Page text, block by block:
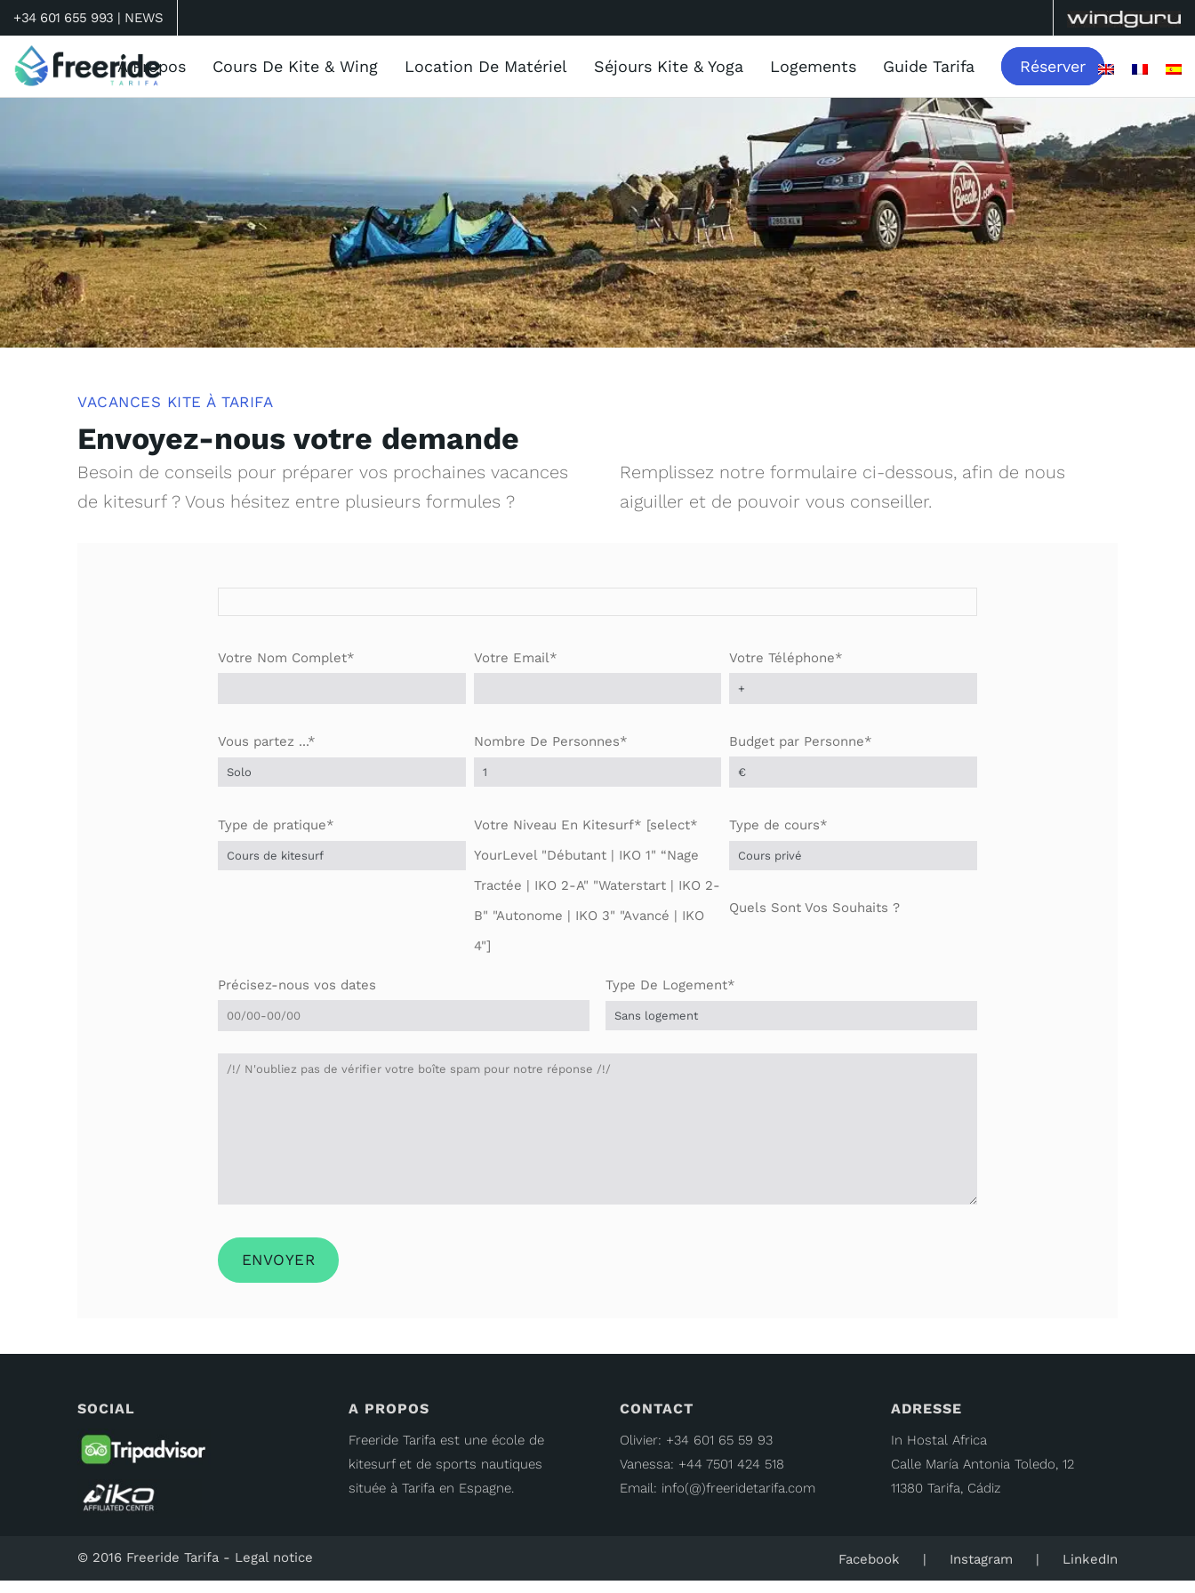
+34 601 655 993 | NEWS
À Propos Cours De Kite & Wing Location De Matériel Séjours Kite & Yoga Logements Guide Tarifa Réserver
VACANCES KITE À TARIFA
Envoyez-nous votre demande
Besoin de conseils pour préparer vos prochaines vacances
de kitesurf ? Vous hésitez entre plusieurs formules ?
Remplissez notre formulaire ci-dessous, afin de nous
aiguiller et de pouvoir vous conseiller.
Votre Nom Complet* Votre Email* Votre Téléphone*
Vous partez ...* Nombre De Personnes* Budget par Personne*
Type de pratique*
Votre Niveau En Kitesurf* [select*
YourLevel "Débutant | IKO 1" “Nage
Tractée | IKO 2-A" "Waterstart | IKO 2-
B" "Autonome | IKO 3" "Avancé | IKO
4"]
Type de cours*
Précisez-nous vos dates Type De Logement*
Quels Sont Vos Souhaits ?
SOCIAL A PROPOS
Freeride Tarifa est une école de
kitesurf et de sports nautiques
située à Tarifa en Espagne.
CONTACT
Olivier: +34 601 65 59 93
Vanessa: +44 7501 424 518
Email: info(@)freeridetarifa.com
ADRESSE
In Hostal Africa
Calle María Antonia Toledo, 12
11380 Tarifa, Cádiz
© 2016 Freeride Tarifa - Legal notice Facebook Instagram LinkedIn